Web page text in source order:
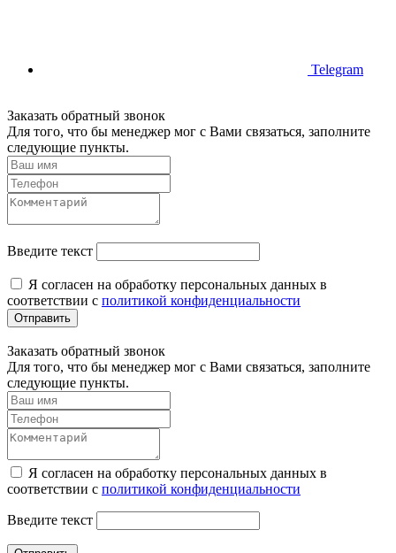
Telegram
Заказать обратный звонок
Для того, что бы менеджер мог с Вами связаться, заполните
следующие пункты.
Введите текст
Я согласен на обработку персональных данных в
соответствии с политикой конфиденциальности
Отправить
Заказать обратный звонок
Для того, что бы менеджер мог с Вами связаться, заполните
следующие пункты.
Я согласен на обработку персональных данных в
соответствии с политикой конфиденциальности
Введите текст